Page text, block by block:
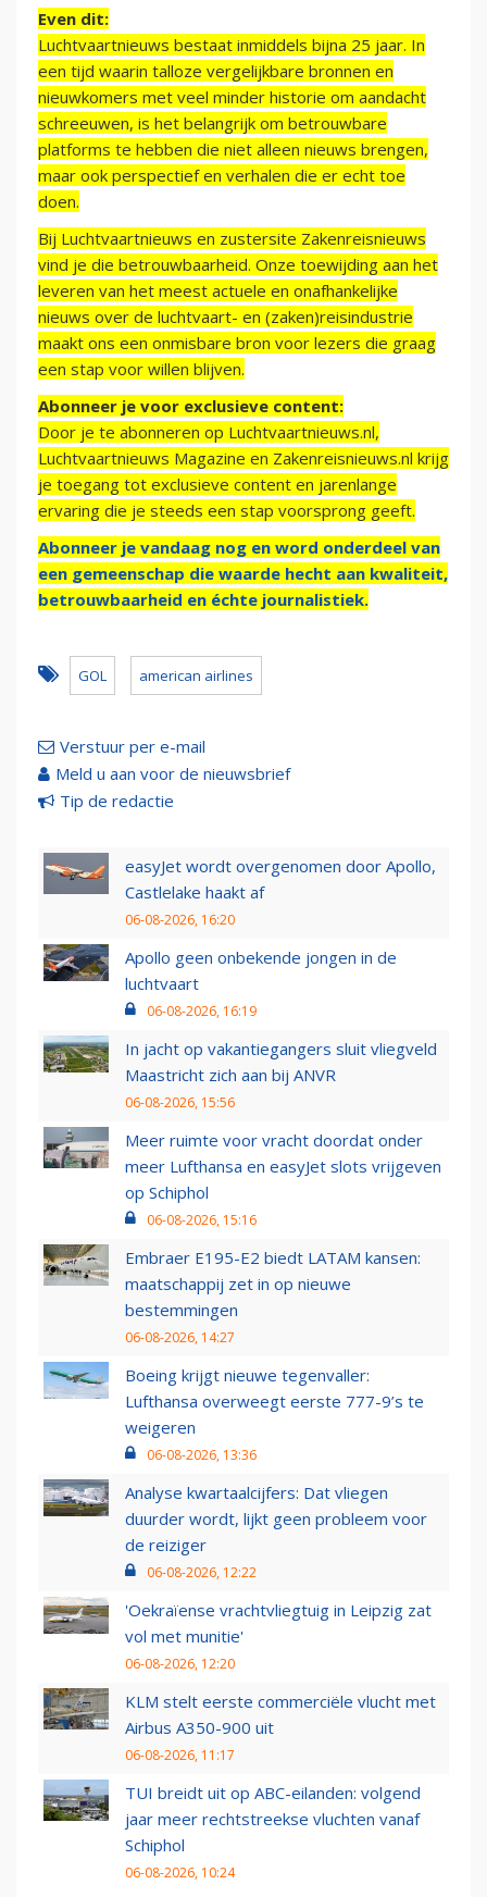
Even dit:
Luchtvaartnieuws bestaat inmiddels bijna 25 jaar. In
een tijd waarin talloze vergelijkbare bronnen en
nieuwkomers met veel minder historie om aandacht
schreeuwen, is het belangrijk om betrouwbare
platforms te hebben die niet alleen nieuws brengen,
maar ook perspectief en verhalen die er echt toe
doen.
Bij Luchtvaartnieuws en zustersite Zakenreisnieuws
vind je die betrouwbaarheid. Onze toewijding aan het
leveren van het meest actuele en onafhankelijke
nieuws over de luchtvaart- en (zaken)reisindustrie
maakt ons een onmisbare bron voor lezers die graag
een stap voor willen blijven.
Abonneer je voor exclusieve content:
Door je te abonneren op Luchtvaartnieuws.nl,
Luchtvaartnieuws Magazine en Zakenreisnieuws.nl krijg
je toegang tot exclusieve content en jarenlange
ervaring die je steeds een stap voorsprong geeft.
Abonneer je vandaag nog en word onderdeel van
een gemeenschap die waarde hecht aan kwaliteit,
betrouwbaarheid en échte journalistiek.
GOL american airlines
Verstuur per e-mail
Meld u aan voor de nieuwsbrief
Tip de redactie
easyJet wordt overgenomen door Apollo,
Castlelake haakt af
06-08-2026, 16:20
Apollo geen onbekende jongen in de
luchtvaart
06-08-2026, 16:19
In jacht op vakantiegangers sluit vliegveld
Maastricht zich aan bij ANVR
06-08-2026, 15:56
Meer ruimte voor vracht doordat onder
meer Lufthansa en easyJet slots vrijgeven
op Schiphol
06-08-2026, 15:16
Embraer E195-E2 biedt LATAM kansen:
maatschappij zet in op nieuwe
bestemmingen
06-08-2026, 14:27
Boeing krijgt nieuwe tegenvaller:
Lufthansa overweegt eerste 777-9’s te
weigeren
06-08-2026, 13:36
Analyse kwartaalcijfers: Dat vliegen
duurder wordt, lijkt geen probleem voor
de reiziger
06-08-2026, 12:22
'Oekraïense vrachtvliegtuig in Leipzig zat
vol met munitie'
06-08-2026, 12:20
KLM stelt eerste commerciële vlucht met
Airbus A350-900 uit
06-08-2026, 11:17
TUI breidt uit op ABC-eilanden: volgend
jaar meer rechtstreekse vluchten vanaf
Schiphol
06-08-2026, 10:24